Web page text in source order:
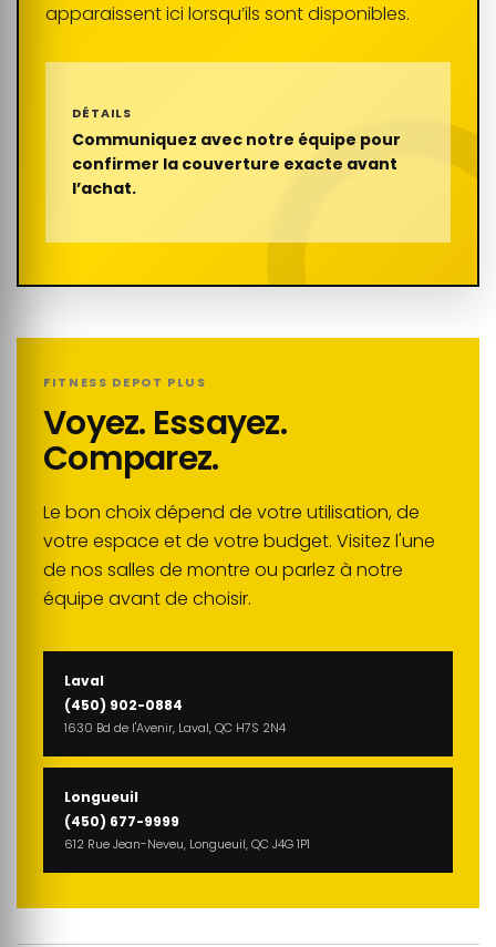
apparaissent ici lorsqu’ils sont disponibles.
DÉTAILS
Communiquez avec notre équipe pour
confirmer la couverture exacte avant
l’achat.
FITNESS DEPOT PLUS
Voyez. Essayez.
Comparez.
Le bon choix dépend de votre utilisation, de
votre espace et de votre budget. Visitez l'une
de nos salles de montre ou parlez à notre
équipe avant de choisir.
Laval
(450) 902-0884
1630 Bd de l'Avenir, Laval, QC H7S 2N4
Longueuil
(450) 677-9999
612 Rue Jean-Neveu, Longueuil, QC J4G 1P1